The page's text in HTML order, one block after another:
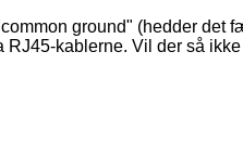
ground" (hedder
kablerne. Vil der så